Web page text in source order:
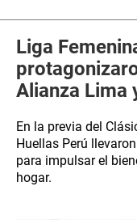
Liga
Alianza Lima
En la previa del
Huellas Perú
para impulsar el
hogar.